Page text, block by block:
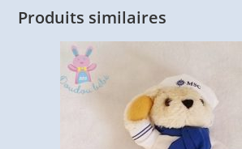
Produits similaires